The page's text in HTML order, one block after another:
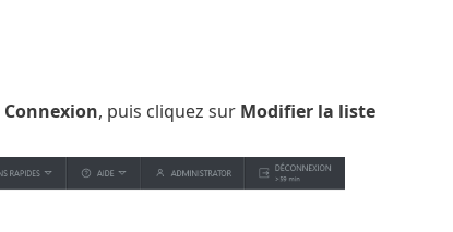
Connexion, puis cliquez sur Modifier la liste